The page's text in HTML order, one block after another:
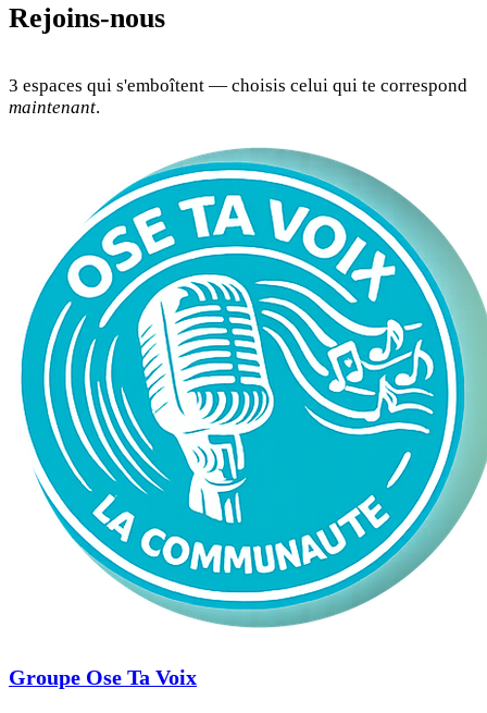
Rejoins-nous
3 espaces qui s'emboîtent — choisis celui qui te correspond
maintenant.
Groupe Ose Ta Voix